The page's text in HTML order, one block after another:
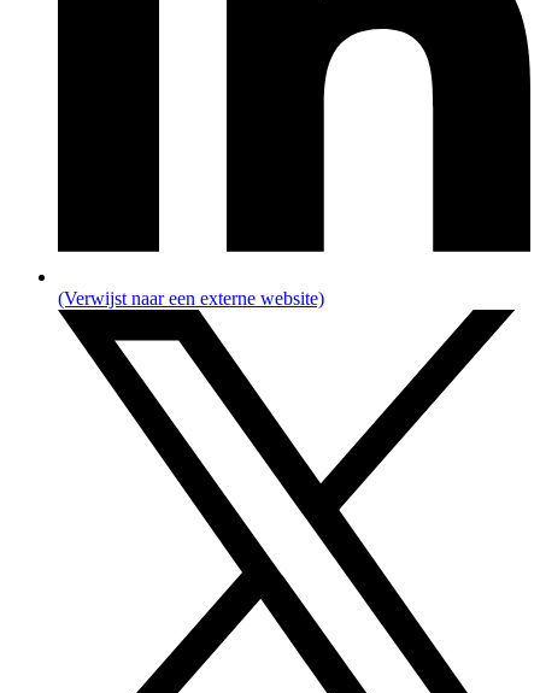
(Verwijst naar een externe website)